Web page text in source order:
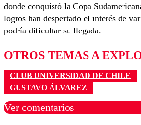
donde conquistó la Copa
logros han despertado el interés de
podría dificultar su llegada.
OTROS TEMAS A
CLUB UNIVERSIDAD DE CHILE
GUSTAVO ÁLVAREZ
Ver comentarios